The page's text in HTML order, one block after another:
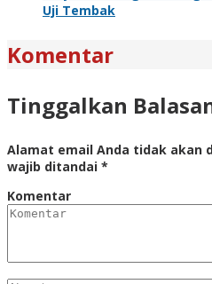
Uji Tembak
Komentar
Tinggalkan
Alamat email Anda tidak akan
wajib ditandai *
Komentar